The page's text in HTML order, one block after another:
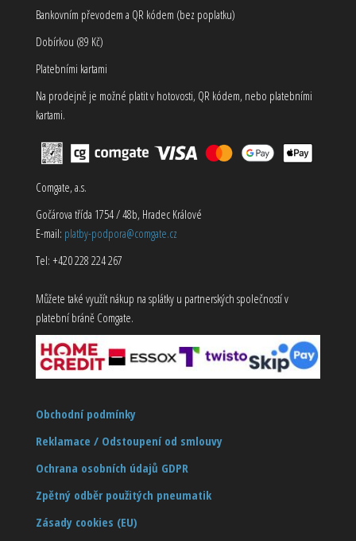
Bankovním převodem a QR kódem (bez poplatku)
Dobírkou (89 Kč)
Platebními kartami
Na prodejně je možné platit v hotovosti, QR kódem, nebo platebními
kartami.
Comgate, a.s.
Gočárova třída 1754 / 48b, Hradec Králové
E-mail: platby-podpora@comgate.cz
Tel: +420 228 224 267
Můžete také využít nákup na splátky u partnerských společností v
platební bráně Comgate.
Obchodní podmínky
Reklamace / Odstoupení od smlouvy
Ochrana osobních údajů GDPR
Zpětný odběr použitých pneumatik
Zásady cookies (EU)